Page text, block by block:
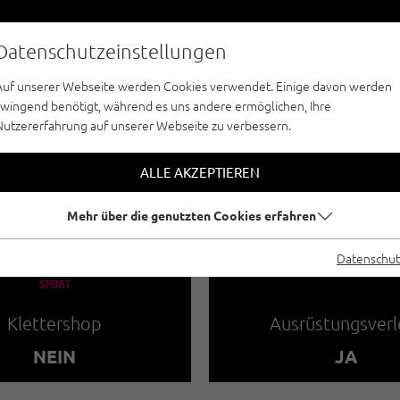
-
🧀
Klettershop
NEIN
🐔
JA
unserer Webseite werden Cookies verwendet. Einige davon werden
benötigt, während es uns andere ermöglichen, Ihre
auf unserer Webseite zu verbessern.
ALLE AKZEPTIEREN
Mehr über die genutzten Cookies erfahren